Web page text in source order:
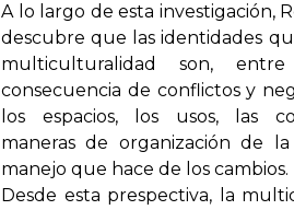
A lo largo de esta investigación,
descubre que las identidades
multiculturalidad son,
consecuencia de conflictos y
los espacios, los usos, las
maneras de organización de
manejo que hace de los cambios.
Desde esta prespectiva, la